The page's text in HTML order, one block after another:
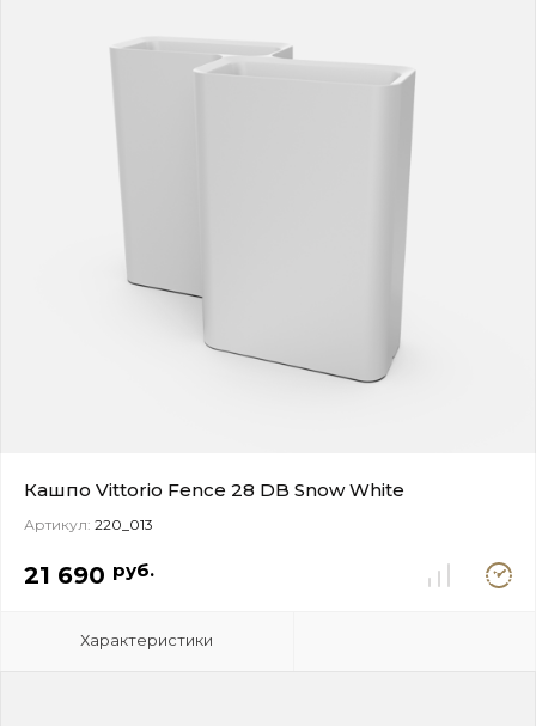
Кашпо Vittorio Fence 28 DB Snow White
Артикул: 220_013
21 690 руб.
заказ
Характеристики